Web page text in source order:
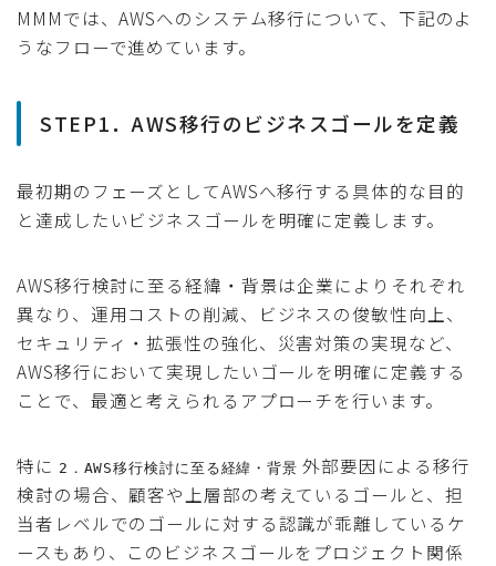
MMMでは、AWSへのシステム移行について、下記のよ
うなフローで進めています。
STEP1．AWS移行のビジネスゴールを定義
最初期のフェーズとしてAWSへ移行する具体的な目的
と達成したいビジネスゴールを明確に定義します。
AWS移行検討に至る経緯・背景は企業によりそれぞれ
異なり、運用コストの削減、ビジネスの俊敏性向上、
セキュリティ・拡張性の強化、災害対策の実現など、
AWS移行において実現したいゴールを明確に定義する
ことで、最適と考えられるアプローチを行います。
特に 2．AWS移行検討に至る経緯・背景 外部要因による移行
検討の場合、顧客や上層部の考えているゴールと、担
当者レベルでのゴールに対する認識が乖離しているケ
ースもあり、このビジネスゴールをプロジェクト関係